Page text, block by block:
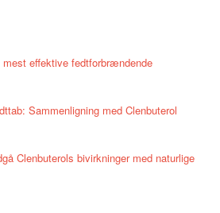
effektive fedtforbrændende
Sammenligning med Clenbuterol
Clenbuterols bivirkninger med naturlige